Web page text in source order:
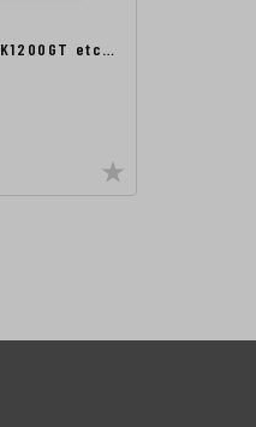
K1200GT etc…